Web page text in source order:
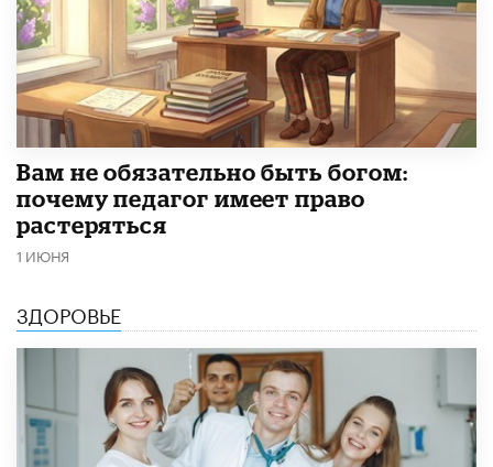
​Вам не обязательно быть богом:
почему педагог имеет право
растеряться
1 ИЮНЯ
ЗДОРОВЬЕ